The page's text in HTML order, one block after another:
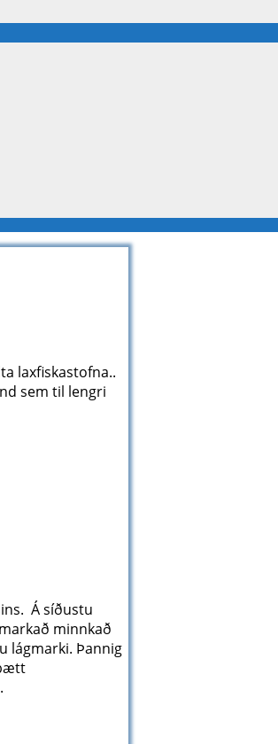
laxfiskastofna..
sem til lengri
Á síðustu
minnkað
lágmarki. Þannig